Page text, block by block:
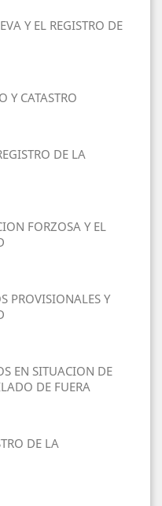
Y EL REGISTRO DE
Y CATASTRO
DE LA
FORZOSA Y EL
PROVISIONALES Y
EN SITUACION DE
DE FUERA
DE LA